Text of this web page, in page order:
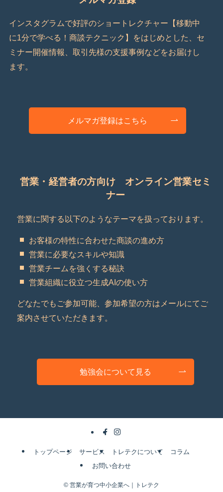
インスタグラムで好評のショートレクチャー【移動中
に1分で学べる！商談テクニック】をはじめとした、セ
ミナー開催情報、取引先様の支援事例などをお届けし
ます。
メルマガ登録はこちら
営業・経営者の方向け オンライン営業セミ
ナー
営業に関する以下のようなテーマを扱っております。
お客様の特性に合わせた商談の進め方
営業に必要なスキルや知識
営業チームを強くする秘訣
営業組織に役立つ生成AIの使い方
どなたでもご参加可能、参加希望の方はメールにてご
案内させていただきます。
勉強会について見る
トップページ サービス トレテクについて
コラム
お問い合わせ
© 営業が育つ中小企業へ｜トレテク